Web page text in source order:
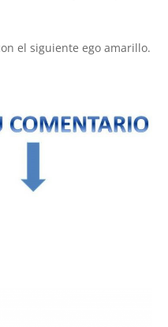
el siguiente ego amarillo.